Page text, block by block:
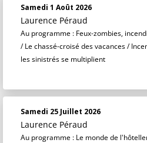
Samedi 1 Août 2026
Laurence Péraud
Au programme : Feux-zombies,
/ Le chassé-croisé des vacances /
les sinistrés se multiplient
Samedi 25 Juillet 2026
Laurence Péraud
Au programme : Le monde de